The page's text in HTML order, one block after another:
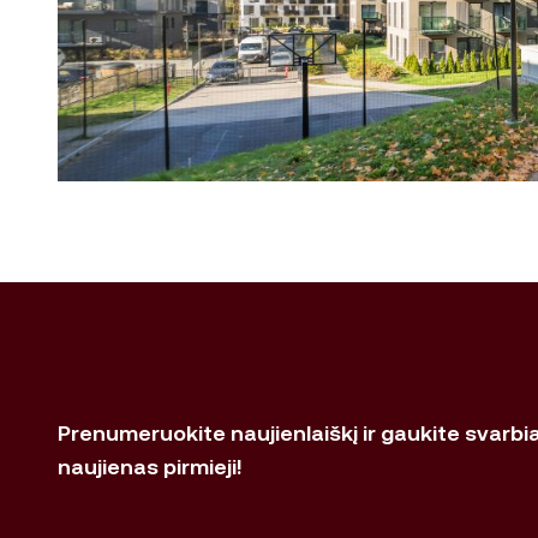
Prenumeruokite naujienlaiškį ir gaukite
naujienas pirmieji!